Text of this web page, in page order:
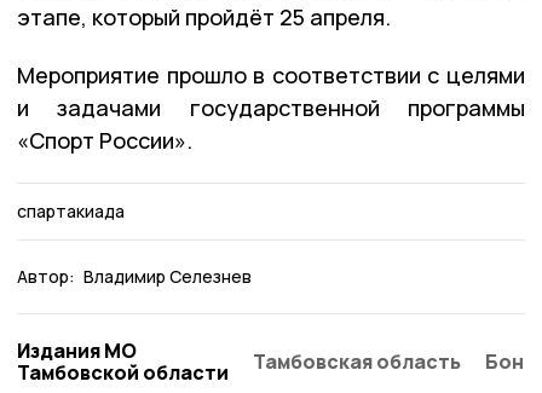
этапе, который пройдёт 25 апреля.
Мероприятие прошло в соответствии с целями
и задачами государственной программы
«Спорт России».
спартакиада
Автор: Владимир Селезнев
Издания МО
Тамбовской области
Тамбовская область